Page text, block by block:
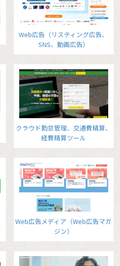
Web広告（リスティング広告、
SNS、動画広告）
クラウド勤怠管理、交通費精算、
経費精算ツール
Web広告メディア（Web広告マガ
ジン）